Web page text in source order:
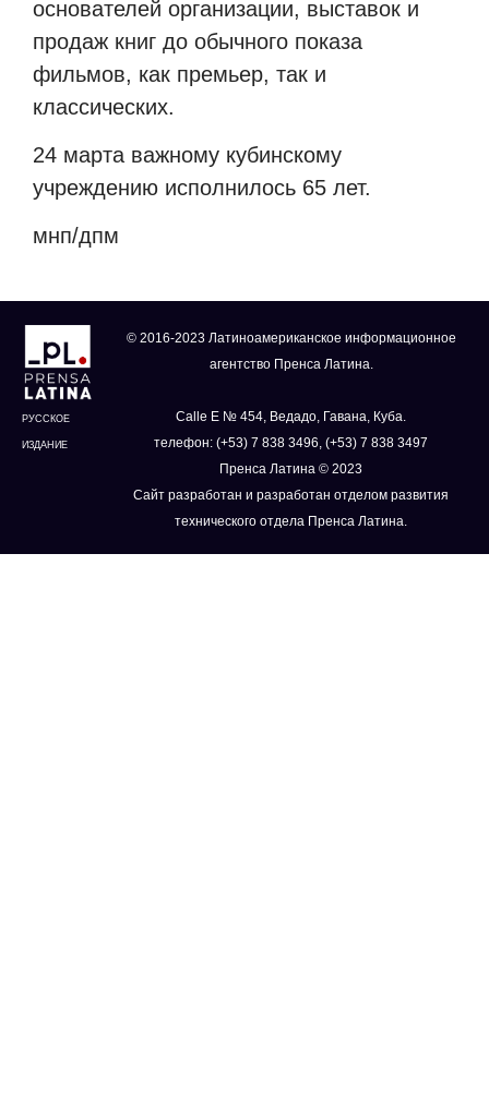
основателей организации, выставок и
продаж книг до обычного показа
фильмов, как премьер, так и
классических.
24 марта важному кубинскому
учреждению исполнилось 65 лет.
мнп/дпм
РУССКОЕ
ИЗДАНИЕ
© 2016-2023 Латиноамериканское информационное
агентство Пренса Латина.
Calle E № 454, Ведадо, Гавана, Куба.
телефон: (+53) 7 838 3496, (+53) 7 838 3497
Пренса Латина © 2023
Сайт разработан и разработан отделом развития
технического отдела Пренса Латина.